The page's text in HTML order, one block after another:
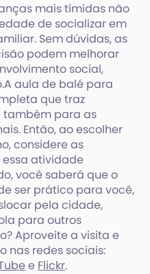
mais tímidas não
de socializar em
Sem dúvidas, as
podem melhorar
social,
aula de balé para
que traz
também para as
Então, ao escolher
considere as
atividade
você saberá que o
ser prático para você,
pela cidade,
para outros
Aproveite a visita e
nas redes sociais:
e Flickr.